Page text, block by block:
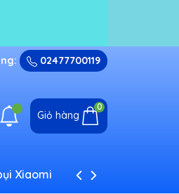
02477700119
Giỏ hàng
0
Xiaomi Máy tạo ẩm Xiaomi